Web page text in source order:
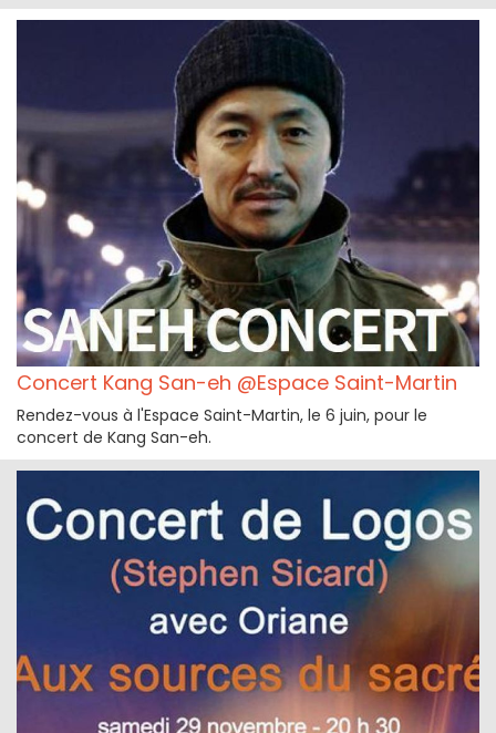
Concert Kang San-eh @Espace Saint-Martin
Rendez-vous à l'Espace Saint-Martin, le 6 juin, pour le
concert de Kang San-eh.